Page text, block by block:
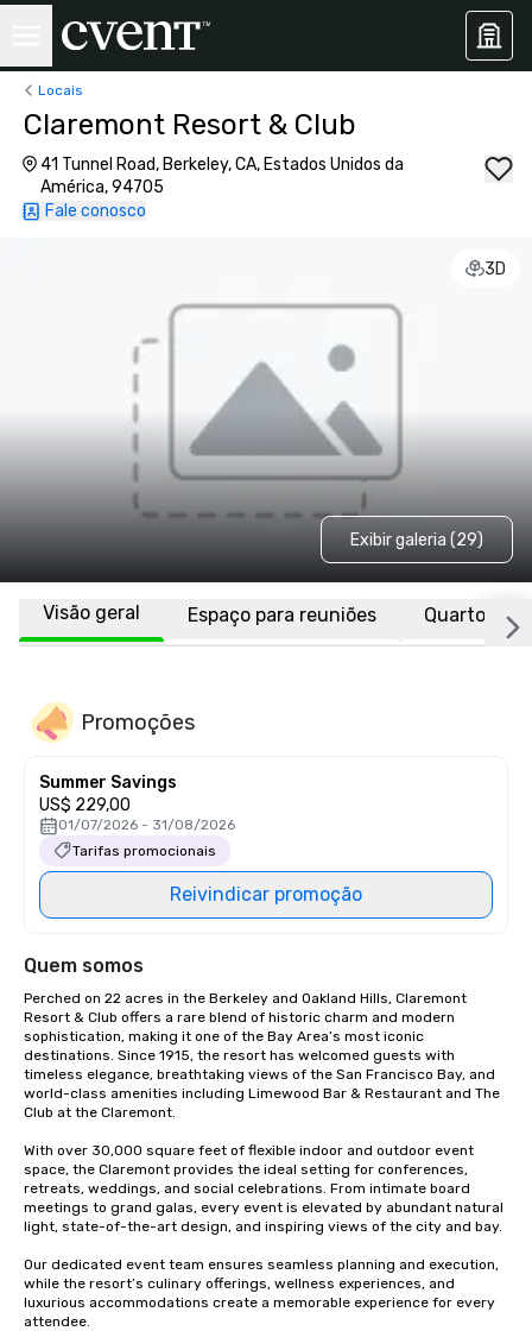
Locais
Claremont Resort & Club
41 Tunnel Road, Berkeley, CA, Estados Unidos da
América, 94705
Fale conosco
3D
Exibir galeria (29)
Visão geral Espaço para reuniões Quartos
Promoções
Summer Savings
US$ 229,00
01/07/2026 - 31/08/2026
Tarifas promocionais
Reivindicar promoção
Quem somos
Perched on 22 acres in the Berkeley and Oakland Hills, Claremont
Resort & Club offers a rare blend of historic charm and modern
sophistication, making it one of the Bay Area’s most iconic
destinations. Since 1915, the resort has welcomed guests with
timeless elegance, breathtaking views of the San Francisco Bay, and
world-class amenities including Limewood Bar & Restaurant and The
Club at the Claremont.
With over 30,000 square feet of flexible indoor and outdoor event
space, the Claremont provides the ideal setting for conferences,
retreats, weddings, and social celebrations. From intimate board
meetings to grand galas, every event is elevated by abundant natural
light, state-of-the-art design, and inspiring views of the city and bay.
Our dedicated event team ensures seamless planning and execution,
while the resort’s culinary offerings, wellness experiences, and
luxurious accommodations create a memorable experience for every
attendee.